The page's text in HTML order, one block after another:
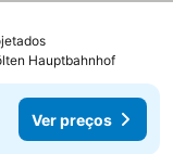
Ver preços
Hauptbahnhof
Ver preços